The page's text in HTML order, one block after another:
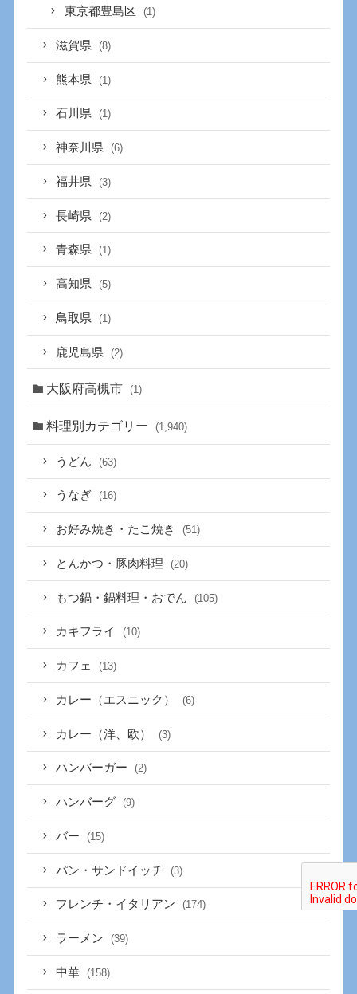
東京都豊島区 (1)
滋賀県 (8)
熊本県 (1)
石川県 (1)
神奈川県 (6)
福井県 (3)
長崎県 (2)
青森県 (1)
高知県 (5)
鳥取県 (1)
鹿児島県 (2)
大阪府高槻市 (1)
料理別カテゴリー (1,940)
うどん (63)
うなぎ (16)
お好み焼き・たこ焼き (51)
とんかつ・豚肉料理 (20)
もつ鍋・鍋料理・おでん (105)
カキフライ (10)
カフェ (13)
カレー（エスニック） (6)
カレー（洋、欧） (3)
ハンバーガー (2)
ハンバーグ (9)
バー (15)
パン・サンドイッチ (3)
フレンチ・イタリアン (174)
ラーメン (39)
中華 (158)